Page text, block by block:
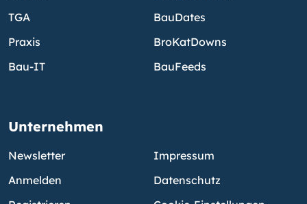
TGA
Praxis
Bau-IT
BauDates
BroKatDowns
BauFeeds
Unternehmen
Newsletter
Anmelden
Impressum
Datenschutz